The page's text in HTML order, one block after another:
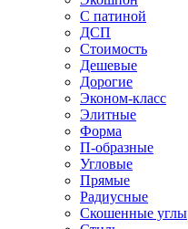
С патиной
ДСП
Стоимость
Дешевые
Дорогие
Эконом-класс
Элитные
Форма
П-образные
Угловые
Прямые
Радиусные
Скошенные углы